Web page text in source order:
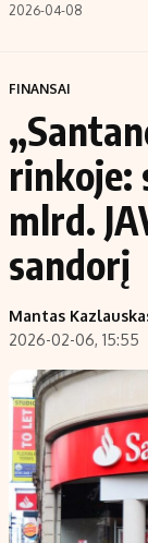
2026-04-08
FINANSAI
rinkoje:
mlrd.
sandorį
Mantas
2026-02-06, 15:55